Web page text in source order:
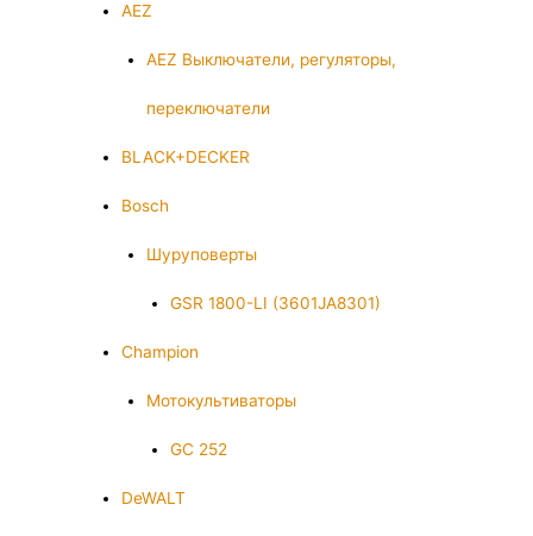
AEZ
AEZ Выключатели, регуляторы,
переключатели
BLACK+DECKER
Bosch
Шуруповерты
GSR 1800-LI (3601JA8301)
Champion
Мотокультиваторы
GC 252
DeWALT